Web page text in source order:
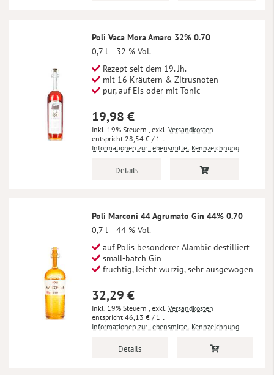
Poli Vaca Mora Amaro 32% 0.70
0,7 l
32 % Vol.
Rezept seit dem 19. Jh.
mit 16 Kräutern & Zitrusnoten
pur, auf Eis oder mit Tonic
19,98 €
Inkl. 19% Steuern , exkl. Versandkosten
28,54 € / 1 l
Informationen zur Lebensmittel Kennzeichnung
Details
Poli Marconi 44 Agrumato Gin 44% 0.70
0,7 l
44 % Vol.
auf Polis besonderer Alambic destilliert
small-batch Gin
fruchtig, leicht würzig, sehr ausgewogen
32,29 €
Inkl. 19% Steuern , exkl. Versandkosten
46,13 € / 1 l
Informationen zur Lebensmittel Kennzeichnung
Details